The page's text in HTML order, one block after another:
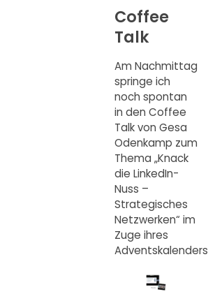
Coffee
Talk
Am Nachmittag
springe ich
noch spontan
in den Coffee
Talk von Gesa
Odenkamp zum
Thema „Knack
die LinkedIn-
Nuss –
Strategisches
Netzwerken“ im
Zuge ihres